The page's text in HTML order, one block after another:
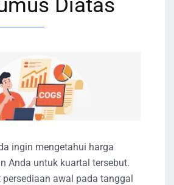
Diatas
ingin mengetahui harga
Anda untuk kuartal tersebut.
awal pada tanggal